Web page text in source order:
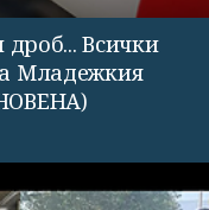
дроб... Всички
Младежкия